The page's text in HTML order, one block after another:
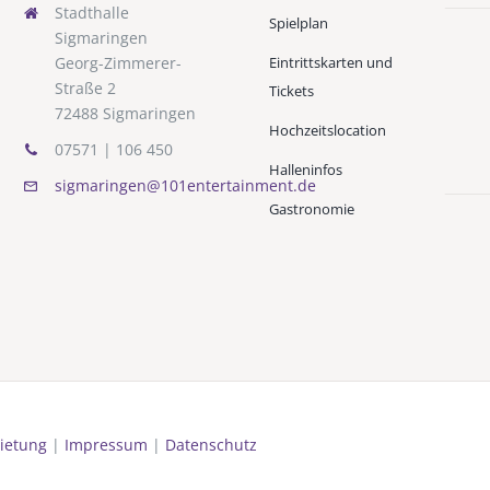
Stadthalle
Sigmaringen
Georg-Zimmerer-
Straße 2
72488 Sigmaringen
07571 | 106 450
sigmaringen@101entertainment.de
Spielplan
Eintrittskarten und
Tickets
Hochzeitslocation
Halleninfos
Gastronomie
| Impressum | Datenschutz